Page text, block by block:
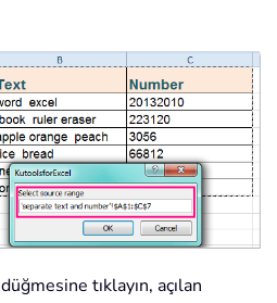
düğmesine tıklayın, açılan